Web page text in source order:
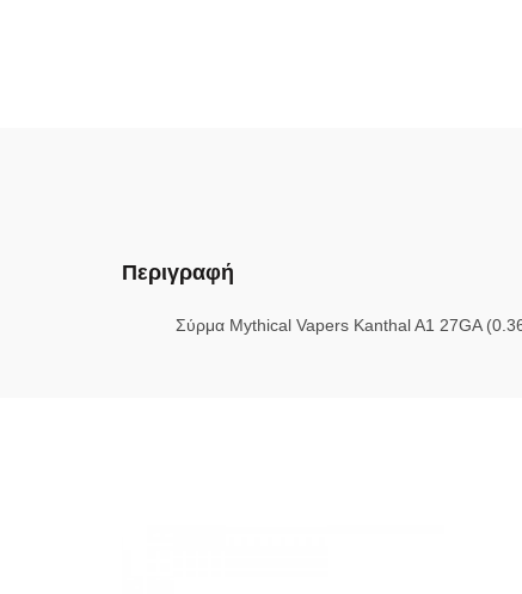
Περιγραφή
Σύρμα Mythical Vapers Kanthal A1 27GA